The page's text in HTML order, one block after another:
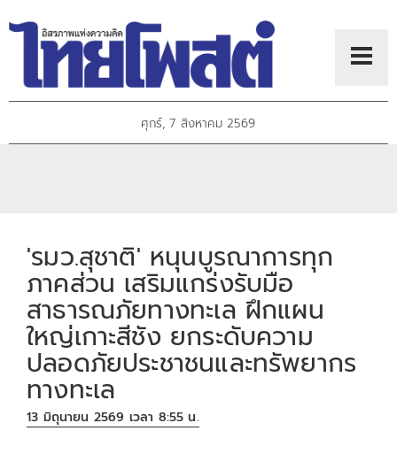
ศุกร์, 7 สิงหาคม 2569
'รมว.สุชาติ' หนุนบูรณาการทุก
ภาคส่วน เสริมแกร่งรับมือ
สาธารณภัยทางทะเล ฝึกแผน
ใหญ่เกาะสีชัง ยกระดับความ
ปลอดภัยประชาชนและทรัพยากร
ทางทะเล
13 มิถุนายน 2569 เวลา 8:55 น.